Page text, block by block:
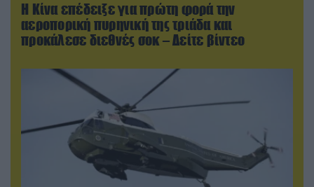
Η Κίνα επέδειξε για πρώτη φορά την
αεροπορική πυρηνική της τριάδα και
προκάλεσε διεθνές σοκ – Δείτε βίντεο